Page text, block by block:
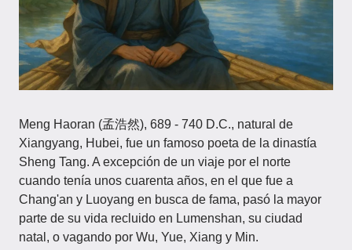
Meng Haoran (孟浩然), 689 - 740 D.C., natural de
Xiangyang, Hubei, fue un famoso poeta de la dinastía
Sheng Tang. A excepción de un viaje por el norte
cuando tenía unos cuarenta años, en el que fue a
Chang'an y Luoyang en busca de fama, pasó la mayor
parte de su vida recluido en Lumenshan, su ciudad
natal, o vagando por Wu, Yue, Xiang y Min.